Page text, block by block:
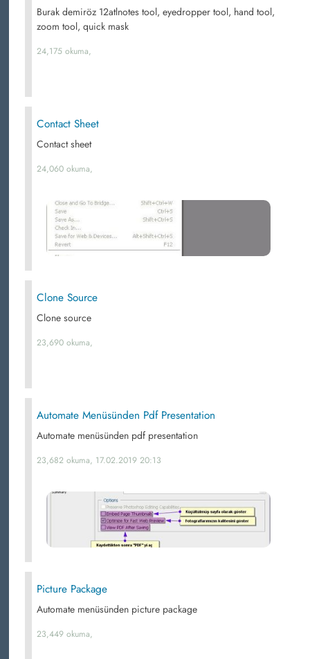
Burak demiröz 12atlnotes tool, eyedropper tool, hand tool,
zoom tool, quick mask
24,175 okuma,
Contact Sheet
Contact sheet
24,060 okuma,
Clone Source
Clone source
23,690 okuma,
Automate Menüsünden Pdf Presentation
Automate menüsünden pdf presentation
23,682 okuma, 17.02.2019 20:13
Picture Package
Automate menüsünden picture package
23,449 okuma,